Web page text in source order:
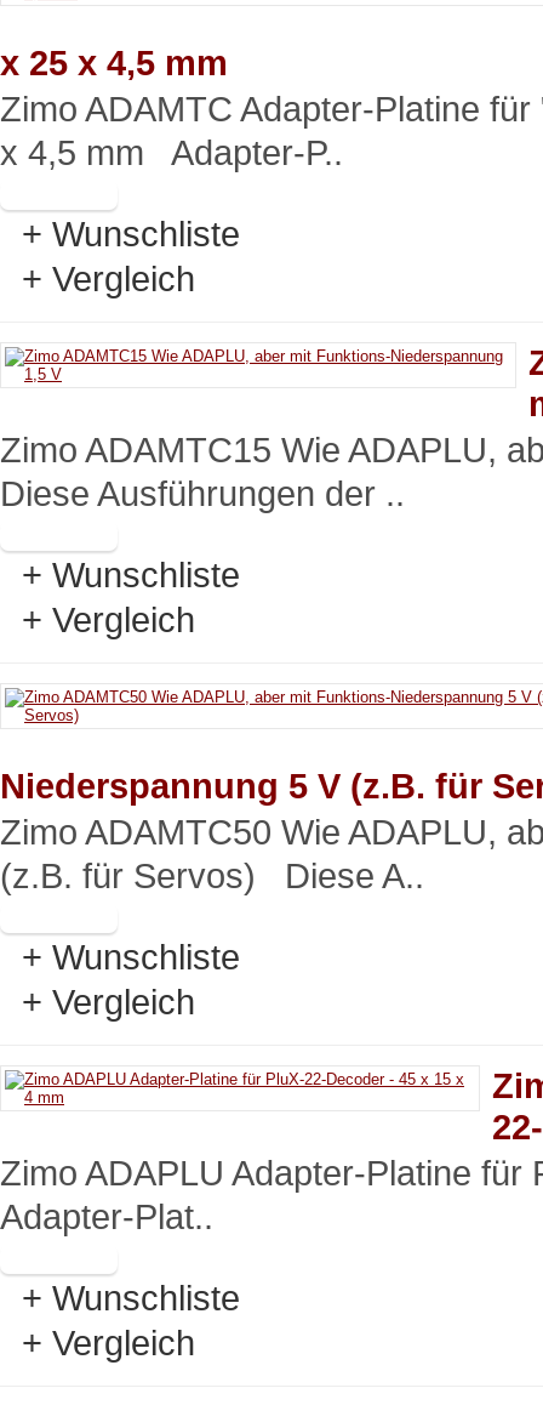
x 25 x 4,5 mm
Zimo ADAMTC Adapter-Platine
x 4,5 mm Adapter-P..
+ Wunschliste
+ Vergleich
Zimo ADAMTC15 Wie ADAPLU,
Diese Ausführungen der ..
+ Wunschliste
+ Vergleich
Niederspannung 5 V (z.B. für
Zimo ADAMTC50 Wie ADAPLU,
(z.B. für Servos) Diese A..
+ Wunschliste
+ Vergleich
Zimo ADAPLU Adapter-Platine
Adapter-Plat..
+ Wunschliste
+ Vergleich